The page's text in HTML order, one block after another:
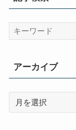
アーカイブ